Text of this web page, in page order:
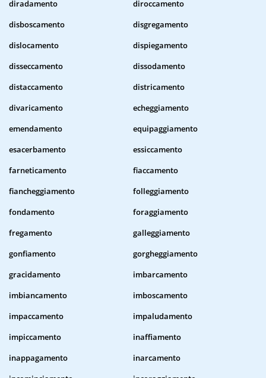
diradamento
diroccamento
disboscamento
disgregamento
dislocamento
dispiegamento
disseccamento
dissodamento
distaccamento
districamento
divaricamento
echeggiamento
emendamento
equipaggiamento
esacerbamento
essiccamento
farneticamento
fiaccamento
fiancheggiamento
folleggiamento
fondamento
foraggiamento
fregamento
galleggiamento
gonfiamento
gorgheggiamento
gracidamento
imbarcamento
imbiancamento
imboscamento
impaccamento
impaludamento
impiccamento
inaffiamento
inappagamento
inarcamento